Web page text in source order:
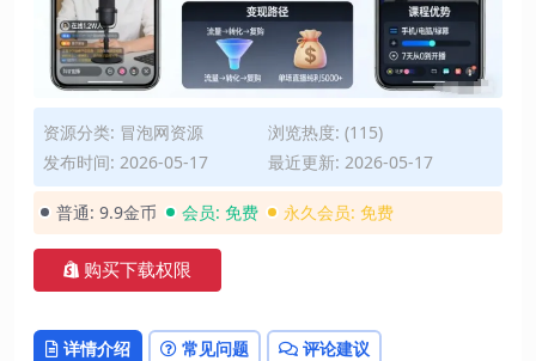
资源分类: 冒泡网资源
浏览热度: (115)
发布时间: 2026-05-17
最近更新: 2026-05-17
普通: 9.9金币 会员: 免费 永久会员: 免费
购买下载权限
详情介绍 常见问题 评论建议